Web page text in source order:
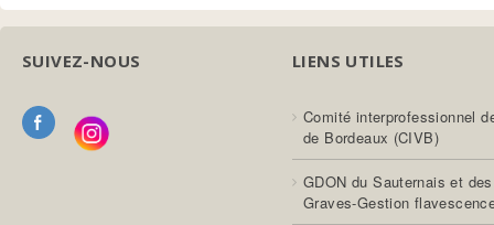
SUIVEZ-NOUS LIENS UTILES
Comité interprofessionnel
de Bordeaux (CIVB)
GDON du Sauternais et des
Graves-Gestion